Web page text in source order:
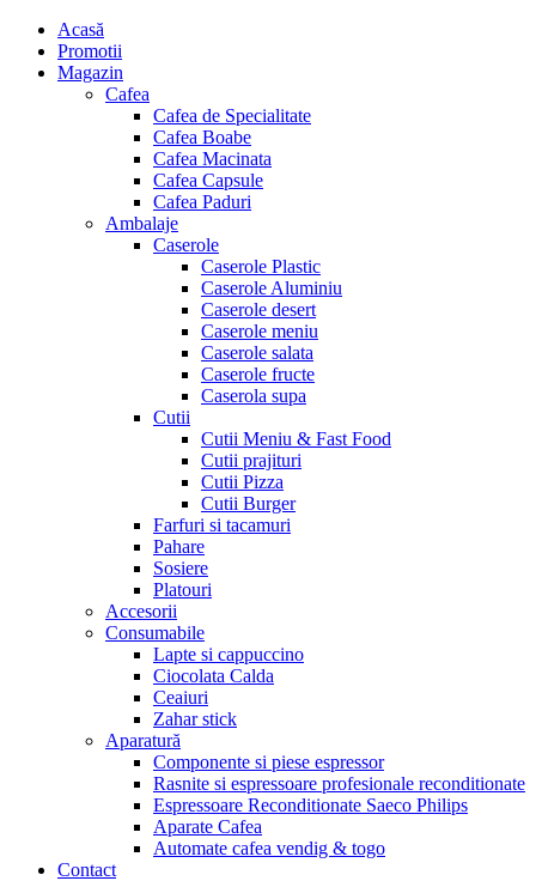
Menu
Acasă
Promotii
Magazin
Cafea
Cafea de Specialitate
Cafea Boabe
Cafea Macinata
Cafea Capsule
Cafea Paduri
Ambalaje
Caserole
Caserole Plastic
Caserole Aluminiu
Caserole desert
Caserole meniu
Caserole salata
Caserole fructe
Caserola supa
Cutii
Cutii Meniu & Fast Food
Cutii prajituri
Cutii Pizza
Cutii Burger
Farfuri si tacamuri
Pahare
Sosiere
Platouri
Accesorii
Consumabile
Lapte si cappuccino
Ciocolata Calda
Ceaiuri
Zahar stick
Aparatură
Componente si piese espressor
Rasnite si espressoare profesionale reconditionate
Espressoare Reconditionate Saeco Philips
Aparate Cafea
Automate cafea vendig & togo
Contact